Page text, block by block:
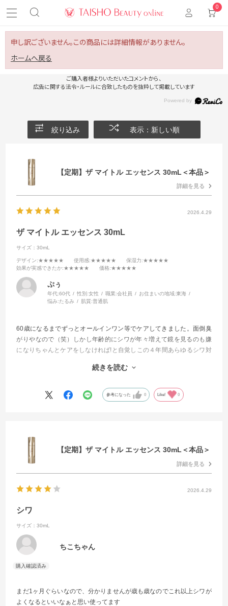
0
申し訳ございません。この商品には詳細情報がありません。
ホームへ戻る
ご購入者様よりいただいたコメントから、
広告に関する法令・ルールに合致したものを抜粋して掲載しています
絞り込み 表示：新しい順
【定期】ザ マイトル エッセンス 30mL＜本品＞
詳細を見る
2026.4.29
ザ マイトル エッセンス 30mL
サイズ：30mL
デザイン:★★★★★ 使用感:★★★★★ 保湿力:★★★★★
効果が実感できたか:★★★★★ 価格:★★★★★
ぷぅ
年代:60代 性別:女性 職業:会社員 お住まいの地域:東海
悩み:たるみ 肌質:普通肌
60歳になるまでずっとオールインワン等でケアしてきました。面倒臭
がりやなので（笑）しかし年齢的にシワが年々増えて鏡を見るのも嫌
になりちゃんとケアをしなければ!と自覚しこの４年間あらゆるシワ対
今回もそんな感じで試してみました。
もう他を試したりする事が無くなりました。
これからはずっと使い続けて行きます
続きを読む
参考になった 0 Like! 0
【定期】ザ マイトル エッセンス 30mL＜本品＞
詳細を見る
2026.4.29
シワ
サイズ：30mL
ちこちゃん
まだ1ヶ月ぐらいなので、分かりませんが歳も歳なのでこれ以上シワが
よくなるといいなぁと思い使ってます